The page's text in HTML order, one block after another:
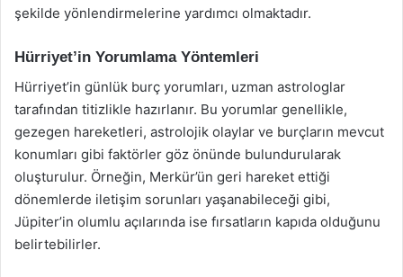
şekilde yönlendirmelerine yardımcı olmaktadır.
Hürriyet’in Yorumlama Yöntemleri
Hürriyet’in günlük burç yorumları, uzman astrologlar
tarafından titizlikle hazırlanır. Bu yorumlar genellikle,
gezegen hareketleri, astrolojik olaylar ve burçların mevcut
konumları gibi faktörler göz önünde bulundurularak
oluşturulur. Örneğin, Merkür’ün geri hareket ettiği
dönemlerde iletişim sorunları yaşanabileceği gibi,
Jüpiter’in olumlu açılarında ise fırsatların kapıda olduğunu
belirtebilirler.